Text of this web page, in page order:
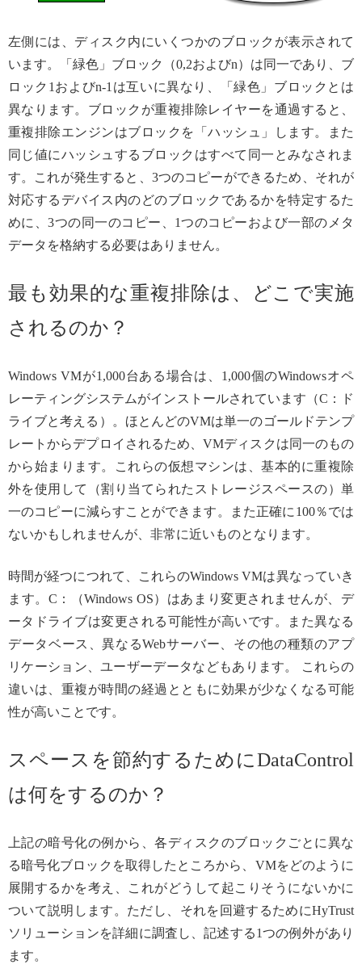
左側には、ディスク内にいくつかのブロックが表示されて
います。「緑色」ブロック（0,2およびn）は同一であり、ブ
ロック1およびn-1は互いに異なり、「緑色」ブロックとは
異なります。ブロックが重複排除レイヤーを通過すると、
重複排除エンジンはブロックを「ハッシュ」します。また
同じ値にハッシュするブロックはすべて同一とみなされま
す。これが発生すると、3つのコピーができるため、それが
対応するデバイス内のどのブロックであるかを特定するた
めに、3つの同一のコピー、1つのコピーおよび一部のメタ
データを格納する必要はありません。
最も効果的な重複排除は、どこで実施
されるのか？
Windows VMが1,000台ある場合は、1,000個のWindowsオペ
レーティングシステムがインストールされています（C：ド
ライブと考える）。ほとんどのVMは単一のゴールドテンプ
レートからデプロイされるため、VMディスクは同一のもの
から始まります。これらの仮想マシンは、基本的に重複除
外を使用して（割り当てられたストレージスペースの）単
一のコピーに減らすことができます。また正確に100％では
ないかもしれませんが、非常に近いものとなります。
時間が経つにつれて、これらのWindows VMは異なっていき
ます。C：（Windows OS）はあまり変更されませんが、デ
ータドライブは変更される可能性が高いです。また異なる
データベース、異なるWebサーバー、その他の種類のアプ
リケーション、ユーザーデータなどもあります。 これらの
違いは、重複が時間の経過とともに効果が少なくなる可能
性が高いことです。
スペースを節約するためにDataControl
は何をするのか？
上記の暗号化の例から、各ディスクのブロックごとに異な
る暗号化ブロックを取得したところから、VMをどのように
展開するかを考え、これがどうして起こりそうにないかに
ついて説明します。ただし、それを回避するためにHyTrust
ソリューションを詳細に調査し、記述する1つの例外があり
ます。